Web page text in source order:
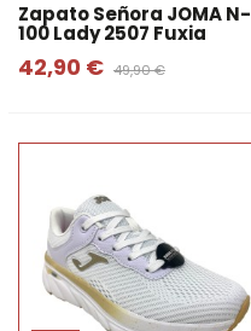
Zapato Señora JOMA N-
100 Lady 2507 Fuxia
42,90 € 49,90 €